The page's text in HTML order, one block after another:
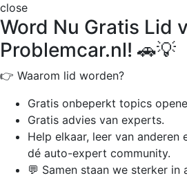
close
Word Nu Gratis Lid
Problemcar.nl! 🚗💡
👉 Waarom lid worden?
Gratis onbeperkt topics
Gratis advies van experts.
Help elkaar, leer van anderen
dé auto-expert community.
💬 Samen staan we sterker in